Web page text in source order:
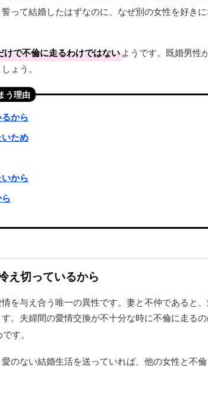
って結婚したはずなのに、なぜ別の女性を好き
で不倫に走るわけではないようです。既婚男性
ょう。
う理由
から
ため
から
え切っているから
を与え合う唯一の異性です。妻と不仲であると
。夫婦間の愛情交換が不十分な時に不倫に走るの
す。
のない結婚生活を送っていれば、他の女性と不